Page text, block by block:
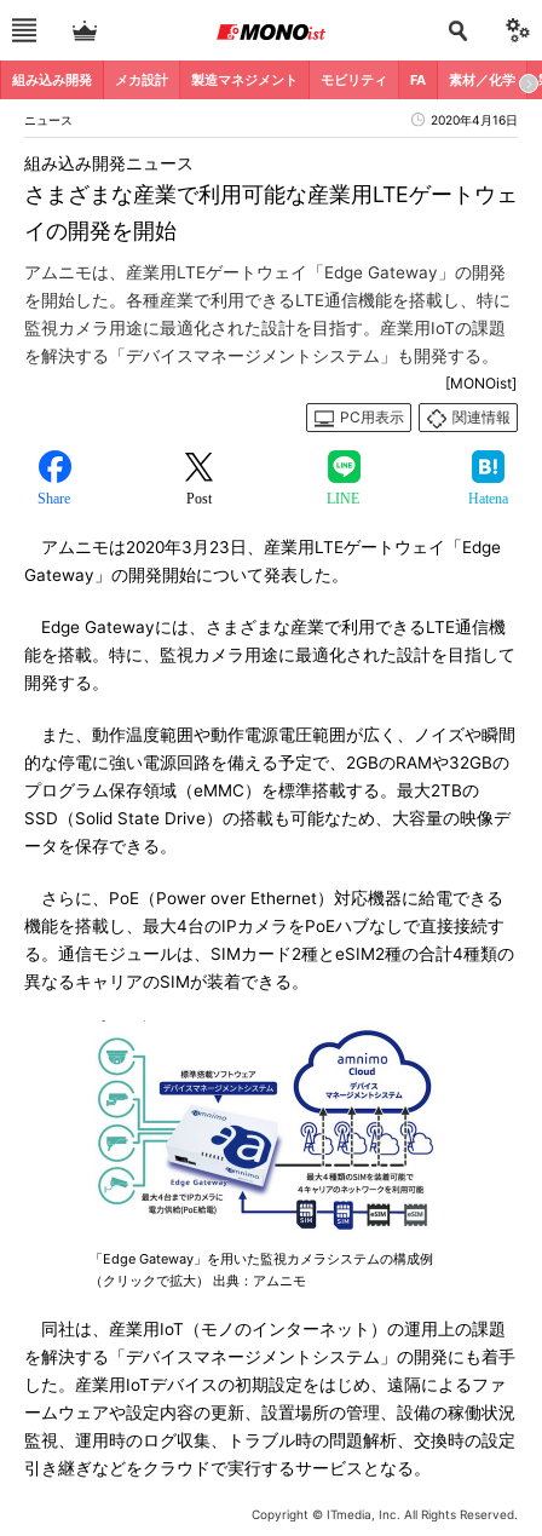
組み込み開発 メカ設計 製造マネジメント モビリティ FA 素材／化学
ニュース 2020年4月16日
さまざまな産業で利用可能な産業用LTEゲートウェ
イの開発を開始
組み込み開発ニュース
アムニモは、産業用LTEゲートウェイ「Edge Gateway」の開発
を開始した。各種産業で利用できるLTE通信機能を搭載し、特に
監視カメラ用途に最適化された設計を目指す。産業用IoTの課題
を解決する「デバイスマネージメントシステム」も開発する。
[MONOist]
PC用表示
関連情報
Share Post LINE Hatena
アムニモは2020年3月23日、産業用LTEゲートウェイ「Edge
Gateway」の開発開始について発表した。
Edge Gatewayには、さまざまな産業で利用できるLTE通信機
能を搭載。特に、監視カメラ用途に最適化された設計を目指して
開発する。
また、動作温度範囲や動作電源電圧範囲が広く、ノイズや瞬間
的な停電に強い電源回路を備える予定で、2GBのRAMや32GBの
プログラム保存領域（eMMC）を標準搭載する。最大2TBの
SSD（Solid State Drive）の搭載も可能なため、大容量の映像デ
ータを保存できる。
さらに、PoE（Power over Ethernet）対応機器に給電できる
機能を搭載し、最大4台のIPカメラをPoEハブなしで直接接続す
る。通信モジュールは、SIMカード2種とeSIM2種の合計4種類の
異なるキャリアのSIMが装着できる。
「Edge Gateway」を用いた監視カメラシステムの構成例
（クリックで拡大） 出典：アムニモ
同社は、産業用IoT（モノのインターネット）の運用上の課題
を解決する「デバイスマネージメントシステム」の開発にも着手
した。産業用IoTデバイスの初期設定をはじめ、遠隔によるファ
ームウェアや設定内容の更新、設置場所の管理、設備の稼働状況
監視、運用時のログ収集、トラブル時の問題解析、交換時の設定
引き継ぎなどをクラウドで実行するサービスとなる。
Copyright © ITmedia, Inc. All Rights Reserved.